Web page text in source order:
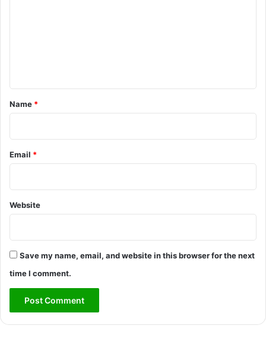
*
Name *
Email *
Website
Save my name, email, and website in this browser for the next
time I comment.